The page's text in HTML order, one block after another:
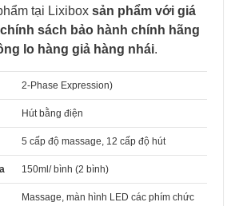
tại Lixibox sản phẩm với giá
chính sách bảo hành chính hãng
lo hàng giả hàng nhái.
2-Phase Expression)
Hút bằng điện
5 cấp độ massage, 12 cấp độ hút
150ml/ bình (2 bình)
Massage, màn hình LED các phím chức